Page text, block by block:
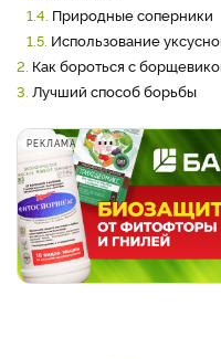
1.4. Природные соперники
1.5. Использование
2. Как бороться с
3. Лучший способ борьбы
РЕКЛАМА